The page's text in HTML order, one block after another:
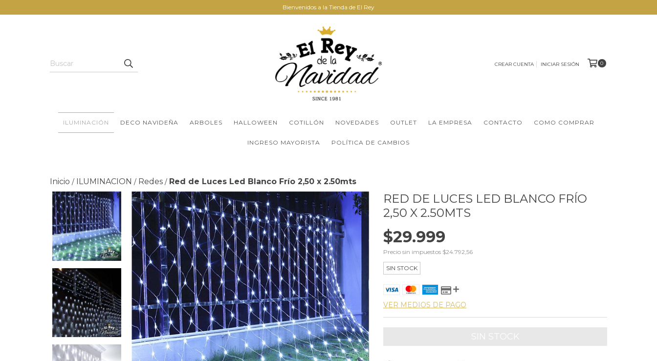
Bienvenidos a la Tienda de El Rey
CREAR CUENTA INICIAR SESIÓN 0
ILUMINACIÓN DECO NAVIDEÑA ARBOLES HALLOWEEN COTILLÓN NOVEDADES OUTLET LA EMPRESA CONTACTO COMO COMPRAR
INGRESO MAYORISTA POLÍTICA DE CAMBIOS
Inicio / ILUMINACION / Redes / Red de Luces Led Blanco Frío 2,50 x 2.50mts
RED DE LUCES LED BLANCO FRÍO
2,50 X 2.50MTS
$29.999
Precio sin impuestos $24.792,56
SIN STOCK
VER MEDIOS DE PAGO